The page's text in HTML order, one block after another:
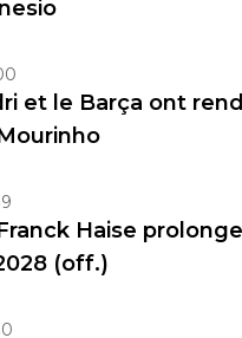
et le Barça ont
Haise prolonge
(off.)